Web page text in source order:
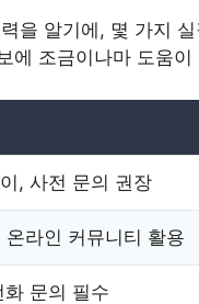
을 알기에, 몇 가지
에 조금이나마 도움
, 사전 문의 권장
온라인 커뮤니티 활용
화 문의 필수